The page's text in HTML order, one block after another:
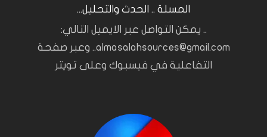
المسلة .. الحدث والتحليل...
.. يمكن التواصل عبر الايميل التالي:
almasalahsources@gmail.com.. وعبر صفحة
التفاعلية في فيسبوك وعلى تويتر